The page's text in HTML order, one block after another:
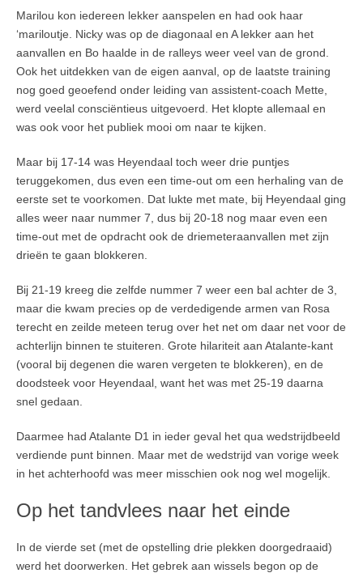
Marilou kon iedereen lekker aanspelen en had ook haar
‘mariloutje. Nicky was op de diagonaal en A lekker aan het
aanvallen en Bo haalde in de ralleys weer veel van de grond.
Ook het uitdekken van de eigen aanval, op de laatste training
nog goed geoefend onder leiding van assistent-coach Mette,
werd veelal consciëntieus uitgevoerd. Het klopte allemaal en
was ook voor het publiek mooi om naar te kijken.
Maar bij 17-14 was Heyendaal toch weer drie puntjes
teruggekomen, dus even een time-out om een herhaling van de
eerste set te voorkomen. Dat lukte met mate, bij Heyendaal ging
alles weer naar nummer 7, dus bij 20-18 nog maar even een
time-out met de opdracht ook de driemeteraanvallen met zijn
drieën te gaan blokkeren.
Bij 21-19 kreeg die zelfde nummer 7 weer een bal achter de 3,
maar die kwam precies op de verdedigende armen van Rosa
terecht en zeilde meteen terug over het net om daar net voor de
achterlijn binnen te stuiteren. Grote hilariteit aan Atalante-kant
(vooral bij degenen die waren vergeten te blokkeren), en de
doodsteek voor Heyendaal, want het was met 25-19 daarna
snel gedaan.
Daarmee had Atalante D1 in ieder geval het qua wedstrijdbeeld
verdiende punt binnen. Maar met de wedstrijd van vorige week
in het achterhoofd was meer misschien ook nog wel mogelijk.
Op het tandvlees naar het einde
In de vierde set (met de opstelling drie plekken doorgedraaid)
werd het doorwerken. Het gebrek aan wissels begon op de